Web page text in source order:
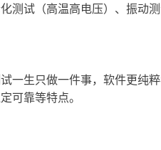
测试（高温高电压）、振动
可靠等特点。